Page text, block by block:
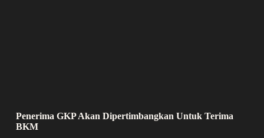
Penerima GKP Akan Dipertimbangkan Untuk Terima
BKM